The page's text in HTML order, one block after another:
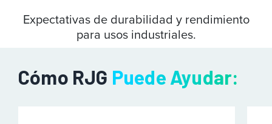
Expectativas de durabilidad y rendimiento
para usos industriales.
Cómo RJG Puede Ayudar: